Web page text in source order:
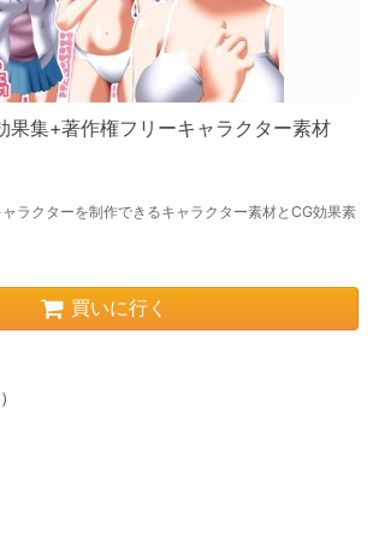
果集+著作権フリーキャラクター素材
ラクターを制作できるキャラクター素材とCG効果素
買いに行く